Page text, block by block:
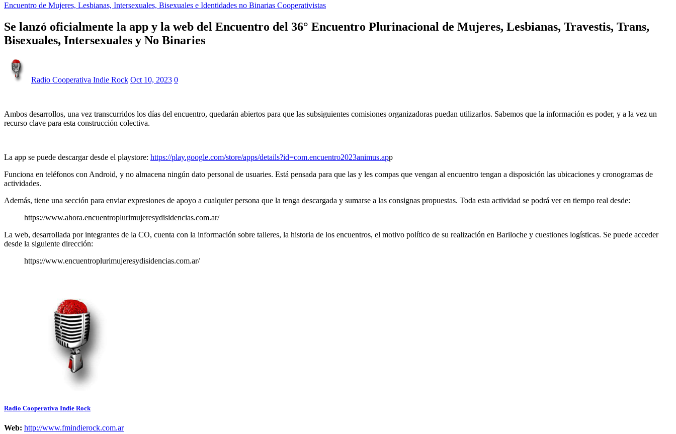
Encuentro de Mujeres, Lesbianas, Intersexuales, Bisexuales e Identidades no Binarias Cooperativistas
Se lanzó oficialmente la app y la web del Encuentro del 36° Encuentro Plurinacional de Mujeres, Lesbianas, Travestis, Trans,
Bisexuales, Intersexuales y No Binaries
Radio Cooperativa Indie Rock Oct 10, 2023 0
Ambos desarrollos, una vez transcurridos los días del encuentro, quedarán abiertos para que las subsiguientes comisiones organizadoras puedan utilizarlos. Sabemos que la información es poder, y a la vez un
recurso clave para esta construcción colectiva.
La app se puede descargar desde el playstore: https://play.google.com/store/apps/details?id=com.encuentro2023animus.app
Funciona en teléfonos con Android, y no almacena ningún dato personal de usuaries. Está pensada para que las y les compas que vengan al encuentro tengan a disposición las ubicaciones y cronogramas de
actividades.
Además, tiene una sección para enviar expresiones de apoyo a cualquier persona que la tenga descargada y sumarse a las consignas propuestas. Toda esta actividad se podrá ver en tiempo real desde:
https://www.ahora.encuentroplurimujeresydisidencias.com.ar/
La web, desarrollada por integrantes de la CO, cuenta con la información sobre talleres, la historia de los encuentros, el motivo político de su realización en Bariloche y cuestiones logísticas. Se puede acceder
desde la siguiente dirección:
https://www.encuentroplurimujeresydisidencias.com.ar/
Radio Cooperativa Indie Rock
Web: http://www.fmindierock.com.ar